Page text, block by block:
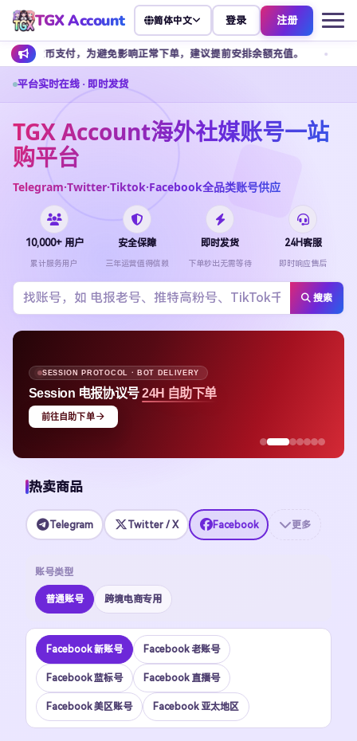
TGX Account 简体中文 登录 注册
免影响正常下单，建议提前安排余额充值。 客服不接受任何私
平台实时在线 · 即时发货
TGX Account海外社媒账号一站
购平台
Telegram·Twitter·Tiktok·Facebook全品类账号供应
10,000+ 用户
累计服务用户
安全保障
三年运营值得信赖
即时发货
下单秒出无需等待
24H客服
即时响应售后
搜索
· BOT DELIVERY
报协议号24H 自助下单
热卖商品
Telegram Twitter / X Facebook 更多
账号类型
普通账号 跨境电商专用
Facebook 新账号 Facebook 老账号
Facebook 蓝标号 Facebook 直播号
Facebook 美区账号 Facebook 亚太地区